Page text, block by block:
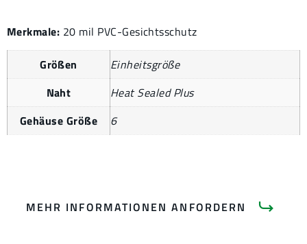
Merkmale: 20 mil PVC-Gesichtsschutz
Größen
Einheitsgröße
Naht
Heat Sealed Plus
Gehäuse Größe
6
MEHR INFORMATIONEN ANFORDERN